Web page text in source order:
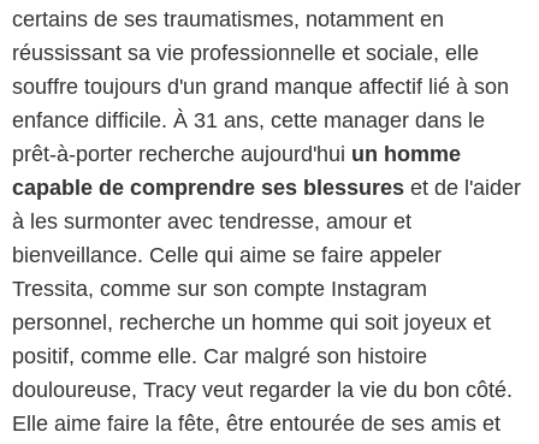
certains de ses traumatismes, notamment en
réussissant sa vie professionnelle et sociale, elle
souffre toujours d'un grand manque affectif lié à son
enfance difficile. À 31 ans, cette manager dans le
prêt-à-porter recherche aujourd'hui un homme
capable de comprendre ses blessures et de l'aider
à les surmonter avec tendresse, amour et
bienveillance. Celle qui aime se faire appeler
Tressita, comme sur son compte Instagram
personnel, recherche un homme qui soit joyeux et
positif, comme elle. Car malgré son histoire
douloureuse, Tracy veut regarder la vie du bon côté.
Elle aime faire la fête, être entourée de ses amis et